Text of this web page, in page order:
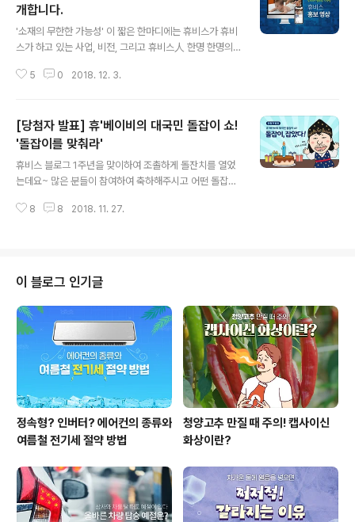
개합니다.
'소재의 무한한 가능성' 이 짧은 한마디에는 휴비스가 휴비
스가 하고 있는 사업, 비전, 그리고 휴비스人 한명 한명의
만 아니라 모든 일상 생활을 쾌적하게 하였고 접착본드를
는 소방관의 안전을 지켜주며 환경호르몬이 나오지 않는
소재는 우리 가족 모두의 안전을 지켜줍니다. 소재가 발전
하면 생활이 편리해지고 꿈꾸는 많은 것들이 실현됩니다.
또한 소재의 발전이 우리가 사는 환경에 해가 되지 않는 것
환경과 인간이 함께 살아가는 내일을 만드는 것 이것이 오
늘도 휴비스가 소재를 연구하고 노력하는 이유입니다. 이
5 0 2018. 12. 3.
[당첨자 발표] 휴'베이비의 대국민 돌잡이 쇼!
'돌잡이를 맞춰라'
휴비스 블로그 1주년을 맞이하여 조촐하게 돌잔치를 열었
는데요~ 많은 분들이 참여하여 축하해주시고 어떤 돌잡이
많이 잡았다고 답하셨을까요? 가장 많은 분들은 '실타래'를
로 오랫동안 돈 많이 버는 휴비스가 되길~ 그리고 그 이야
기를 휴비스 블로그에 담아내길 바래봅니다. 많은 분들 관
심가져 주셔서 다시 한번 감사드리구요~ 그럼 이번 돌잡이
이벤트 당첨자들을 발표합니다. (두근 두근~) 당첨되신 모
든 분들 축하 드립니다. ^^ - Ctrl+F 단축키로 본인 닉네임
과 핸드폰 번호 뒷 4자리..
8 8 2018. 11. 27.
이 블로그 인기글
정속형? 인버터? 에어컨의 종류와
여름철 전기세 절약 방법
청양고추 만질 때 주의! 캡사이신
화상이란?